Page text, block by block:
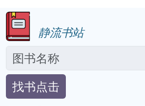
静流书站
找书点击